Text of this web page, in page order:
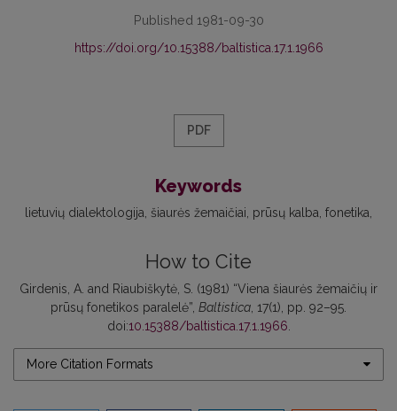
Published 1981-09-30
https://doi.org/10.15388/baltistica.17.1.1966
PDF
Keywords
lietuvių dialektologija šiaurės žemaičiai prūsų kalba fonetika
How to Cite
Girdenis, A. and Riaubiškytė, S. (1981) “Viena šiaurės žemaičių ir
prūsų fonetikos paralelė”, Baltistica , 17(1), pp. 92–95.
doi:10.15388/baltistica.17.1.1966
More Citation Formats